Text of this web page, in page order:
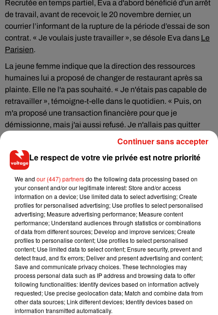
Recrutée en temps partiel, Eva a d'abord bénéficié d'un arrêt
de travail, avant de recevoir, le 20 novembre dernier, un
courrier l’informant de la rupture de la période d’essai de son
contrat. « Je voulais juste travailler », se désole Eva dans Le
Parisien.
La jeune femme indique que la direction des ressources
humaines lui a proposé de changer de restaurant après sa
plainte. Elle ne l'a pas souhaité. « Je n'étais pas capable de
retravailler », témoigne-t-elle dans le quotidien. « Puis, on
m'a proposé une transaction financière pour que je
démissionne, mais j'ai aussi refusé. Je n'allais pas quitter
prud’hommes.
Musique
7 août 2026
RÜFÜS DU SOL annonce un nouvel
album après sa tournée mondiale
Le respect de votre vie privée est notre priorité
We and our (447) partnersdo the following data processing based on
your consent and/or our legitimate interest: Store and/or access
information on a device; Use limited data to select advertising; Create
profiles for personalised advertising; Use profiles to select personalised
advertising; Measure advertising performance; Measure content
performance; Understand audiences through statistics or combinations
of data from different sources; Develop and improve services; Create
profiles to personalise content; Use profiles to select personalised
content; Use limited data to select content; Ensure security, prevent and
detect fraud, and fix errors; Deliver and present advertising and content;
Save and communicate privacy choices. These technologies may
process personal data such as IP address and browsing data to offer
following functionalities: Identify devices based on information actively
requested; Use precise geolocation data; Match and combine data from
other data sources; Link different devices; Identify devices based on
information transmitted automatically.
Continuer sans accepter